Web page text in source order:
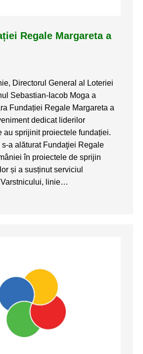
Regale Margareta a
Directorul General al Loteriei
Sebastian-Iacob Moga a
Fundației Regale Margareta a
dedicat liderilor
au sprijinit proiectele fundației.
s-a alăturat Fundaţiei Regale
în proiectele de sprijin
și a susținut serviciul
linie…